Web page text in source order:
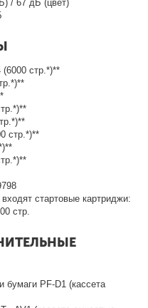
/ 67 дБ (цвет)
стр.*)**
стр.*)**
стартовые картриджи:
стр.
бумаги PF-D1 (кассета